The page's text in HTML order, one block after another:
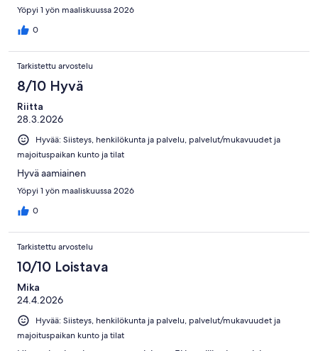
Yöpyi 1 yön maaliskuussa 2026
0
Tarkistettu arvostelu
8/10 Hyvä
Riitta
28.3.2026
Hyvää: Siisteys, henkilökunta ja palvelu, palvelut/mukavuudet ja
majoituspaikan kunto ja tilat
Hyvä aamiainen
Yöpyi 1 yön maaliskuussa 2026
0
Tarkistettu arvostelu
10/10 Loistava
Mika
24.4.2026
Hyvää: Siisteys, henkilökunta ja palvelu, palvelut/mukavuudet ja
majoituspaikan kunto ja tilat